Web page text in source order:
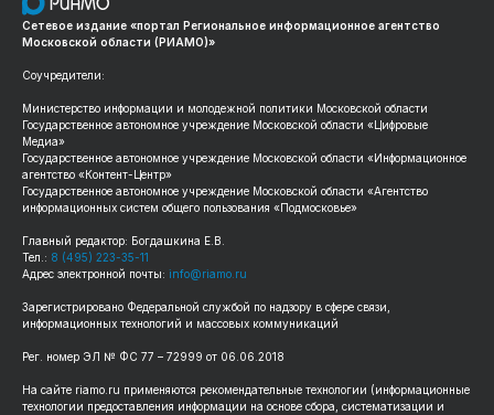
Сетевое издание «портал Региональное информационное агентство
Московской области (РИАМО)»
Соучредители:
Министерство информации и молодежной политики Московской области
Государственное автономное учреждение Московской области «Цифровые
Медиа»
Государственное автономное учреждение Московской области «Информационное
агентство «Контент-Центр»
Государственное автономное учреждение Московской области «Агентство
информационных систем общего пользования «Подмосковье»
Главный редактор: Богдашкина Е.В.
Тел.: 8 (495) 223-35-11
Адрес электронной почты: info@riamo.ru
Зарегистрировано Федеральной службой по надзору в сфере связи,
информационных технологий и массовых коммуникаций
Рег. номер ЭЛ № ФС 77 – 72999 от 06.06.2018
На сайте riamo.ru применяются рекомендательные технологии (информационные
технологии предоставления информации на основе сбора, систематизации и